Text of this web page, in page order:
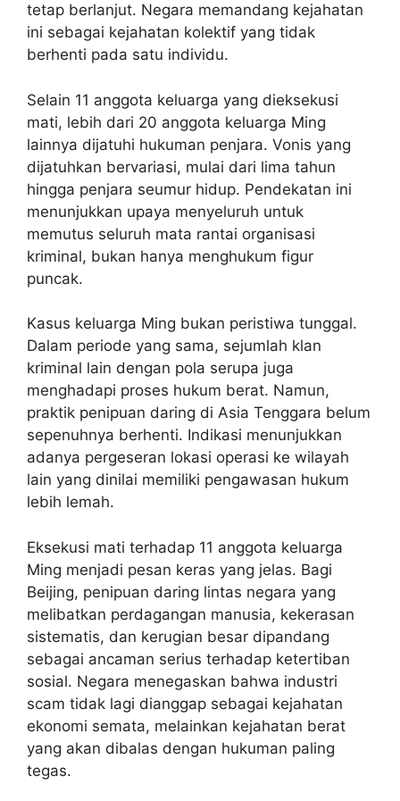
tetap berlanjut. Negara memandang kejahatan
ini sebagai kejahatan kolektif yang tidak
berhenti pada satu individu.
Selain 11 anggota keluarga yang dieksekusi
mati, lebih dari 20 anggota keluarga Ming
lainnya dijatuhi hukuman penjara. Vonis yang
dijatuhkan bervariasi, mulai dari lima tahun
hingga penjara seumur hidup. Pendekatan ini
menunjukkan upaya menyeluruh untuk
memutus seluruh mata rantai organisasi
kriminal, bukan hanya menghukum figur
puncak.
Kasus keluarga Ming bukan peristiwa tunggal.
Dalam periode yang sama, sejumlah klan
kriminal lain dengan pola serupa juga
menghadapi proses hukum berat. Namun,
praktik penipuan daring di Asia Tenggara belum
sepenuhnya berhenti. Indikasi menunjukkan
adanya pergeseran lokasi operasi ke wilayah
lain yang dinilai memiliki pengawasan hukum
lebih lemah.
Eksekusi mati terhadap 11 anggota keluarga
Ming menjadi pesan keras yang jelas. Bagi
Beijing, penipuan daring lintas negara yang
melibatkan perdagangan manusia, kekerasan
sistematis, dan kerugian besar dipandang
sebagai ancaman serius terhadap ketertiban
sosial. Negara menegaskan bahwa industri
scam tidak lagi dianggap sebagai kejahatan
ekonomi semata, melainkan kejahatan berat
yang akan dibalas dengan hukuman paling
tegas.